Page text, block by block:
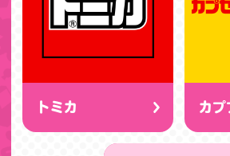
トミカ カプ